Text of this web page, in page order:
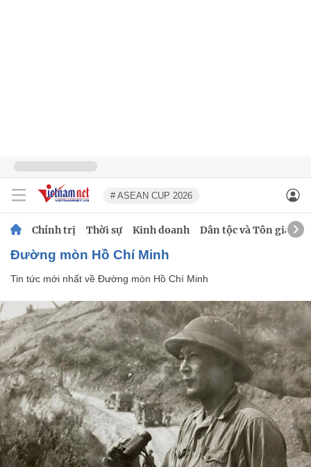
# ASEAN CUP 2026
Chính trị Thời sự Kinh doanh Dân tộc và Tôn giáo
Đường mòn Hồ Chí Minh
Tin tức mới nhất về Đường mòn Hồ Chí Minh